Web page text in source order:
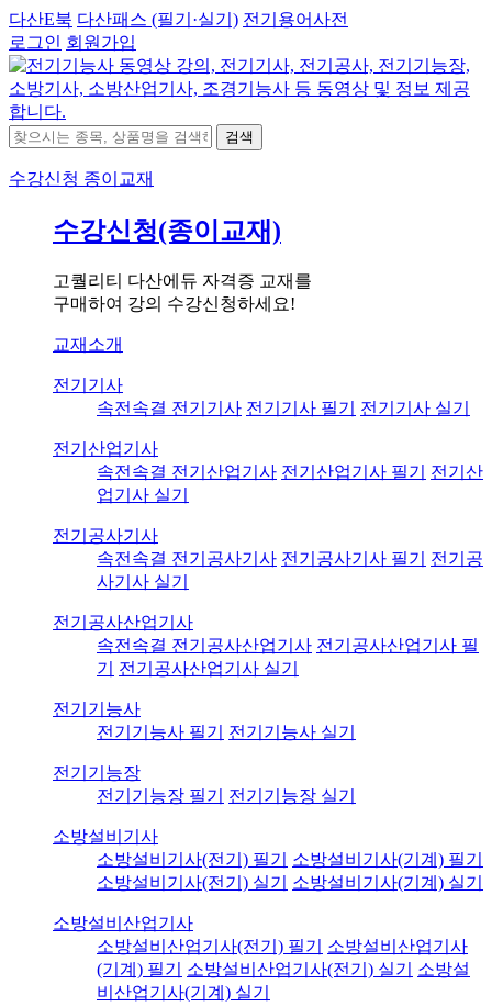
다산E북 다산패스 (필기·실기) 전기용어사전
로그인 회원가입
검색
수강신청 종이교재
수강신청(종이교재)
고퀄리티 다산에듀 자격증 교재를
구매하여 강의 수강신청하세요!
교재소개
전기기사
속전속결 전기기사 전기기사 필기 전기기사 실기
전기산업기사
속전속결 전기산업기사 전기산업기사 필기
전기산
업기사 실기
전기공사기사
속전속결 전기공사기사 전기공사기사 필기
전기공
사기사 실기
전기공사산업기사
속전속결 전기공사산업기사 전기공사산업기사 필
기
전기공사산업기사 실기
전기기능사
전기기능사 필기
전기기능사 실기
전기기능장
전기기능장 필기
전기기능장 실기
소방설비기사
소방설비기사(전기) 필기
소방설비기사(기계) 필기
소방설비기사(전기) 실기
소방설비기사(기계) 실기
소방설비산업기사
소방설비산업기사(전기) 필기
소방설비산업기사
(기계) 필기
소방설비산업기사(전기) 실기
소방설
비산업기사(기계) 실기